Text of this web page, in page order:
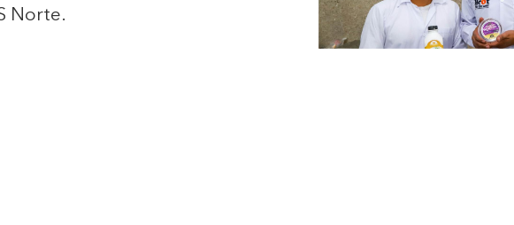
Norte.